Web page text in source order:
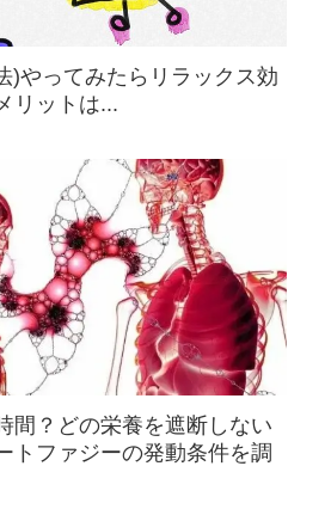
)やってみたらリラックス効
リットは...
間？どの栄養を遮断しない
トファジーの発動条件を調